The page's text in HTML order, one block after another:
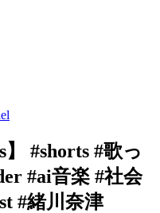
】 #shorts #歌っ
#ai音楽 #社会
#緒川奈津